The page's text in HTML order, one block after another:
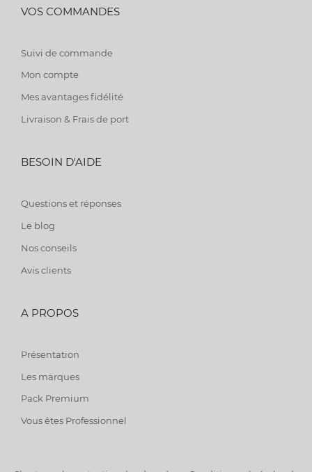
VOS COMMANDES
Suivi de commande
Mon compte
Mes avantages fidélité
Livraison & Frais de port
BESOIN D'AIDE
Questions et réponses
Le blog
Nos conseils
Avis clients
A PROPOS
Présentation
Les marques
Pack Premium
Vous êtes Professionnel